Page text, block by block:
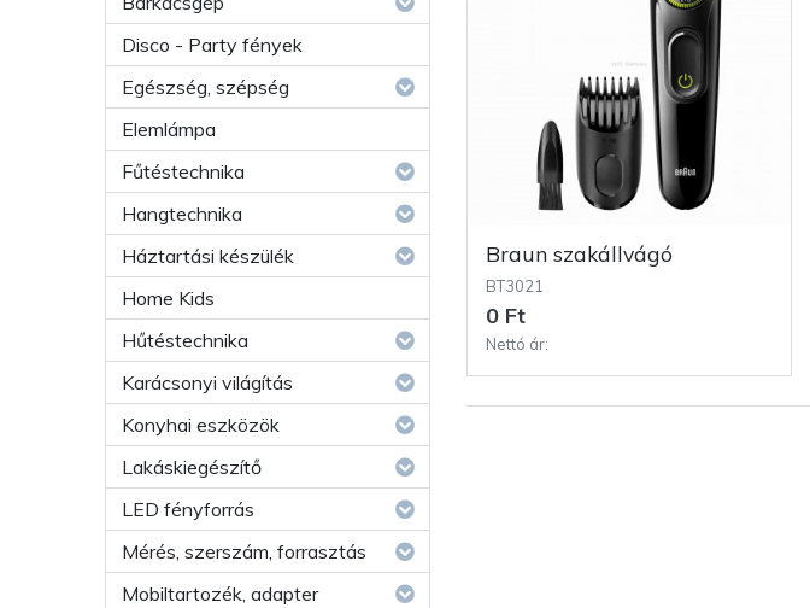
Disco - Party fények
Egészség, szépség
Elemlámpa
Fűtéstechnika
Hangtechnika
Háztartási készülék
Home Kids
Hűtéstechnika
Karácsonyi világítás
Konyhai eszközök
Lakáskiegészítő
LED fényforrás
Mérés, szerszám, forrasztás
Mobiltartozék, adapter
Braun szakállvágó
BT3021
0 Ft
Nettó ár: